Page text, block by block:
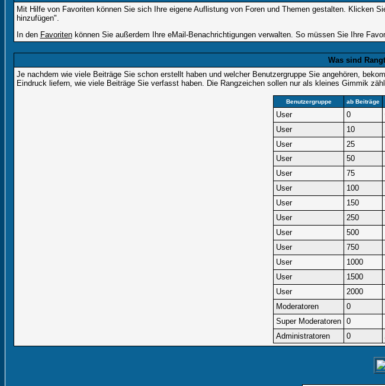
Mit Hilfe von Favoriten können Sie sich Ihre eigene Auflistung von Foren und Themen gestalten. Klicken
hinzufügen".
In den Favoritenkönnen Sie außerdem Ihre eMail-Benachrichtigungen verwalten. So müssen Sie Ihre
Was sind
Je nachdem wie viele Beiträge Sie schon erstellt haben und welcher Benutzergruppe Sie angehören,
Eindruck liefern, wie viele Beiträge Sie verfasst haben. Die Rangzeichen sollen nur als kleines Gimmik
Benutzergruppe ab Beiträge
User 0
User
10
User
25
User
50
User
75
User
100
User
150
User
250
User
500
User
750
User
1000
User
1500
User
2000
Moderatoren
0
Super Moderatoren 0
Administratoren
0